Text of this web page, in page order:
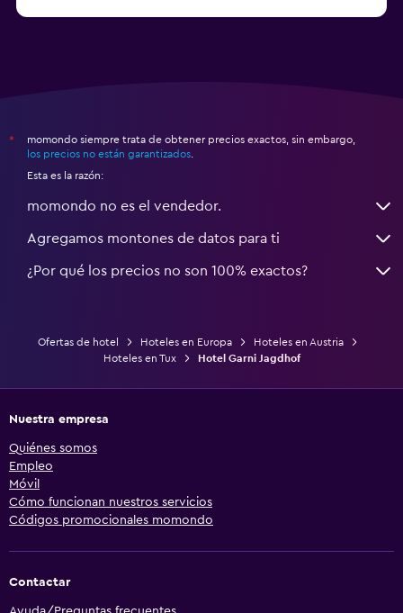
*
momondo siempre trata de obtener precios exactos, sin embargo,
los precios no están garantizados
Esta es la razón:
momondo no es el vendedor.
Agregamos montones de datos para ti
¿Por qué los precios no son 100% exactos?
Ofertas de hotel Hoteles en Europa
Hoteles en Austria
Hoteles en Tux
Hotel Garni Jagdhof
Nuestra empresa
Quiénes somos
Empleo
Móvil
Cómo funcionan nuestros servicios
Códigos promocionales momondo
Contactar